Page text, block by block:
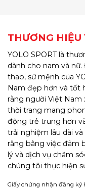
THƯƠNG HIỆU
YOLO SPORT là
dành cho nam và
thao, sứ mệnh của
Nam đẹp hơn và tốt
rằng người Việt
thời trang mang
động trẻ trung hơn
trải nghiệm lâu dài
rằng bằng việc đảm
lý và dịch vụ chăm
chúng tôi thực hiện
Giấy chứng nhận đăng ký